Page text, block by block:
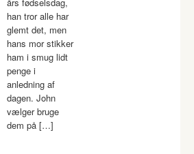
han tror alle har
glemt det, men
hans mor stikker
ham i smug lidt
penge i
anledning af
dagen. John
vælger bruge
dem på […]